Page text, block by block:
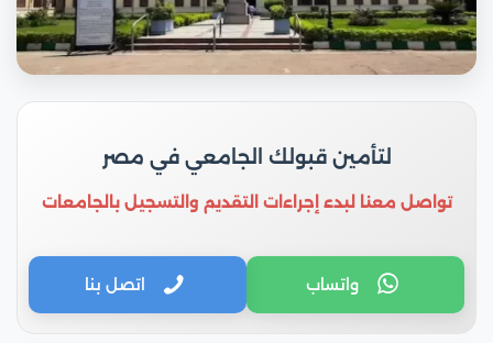
لتأمين قبولك الجامعي في مصر
تواصل معنا لبدء إجراءات التقديم والتسجيل بالجامعات
واتساب اتصل بنا